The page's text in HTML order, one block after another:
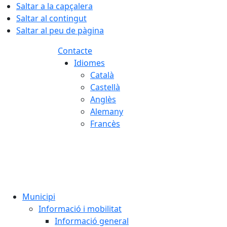
Saltar a la capçalera
Saltar al contingut
Saltar al peu de pàgina
Contacte
Idiomes
Català
Castellà
Anglès
Alemany
Francès
Municipi
Informació i mobilitat
Informació general